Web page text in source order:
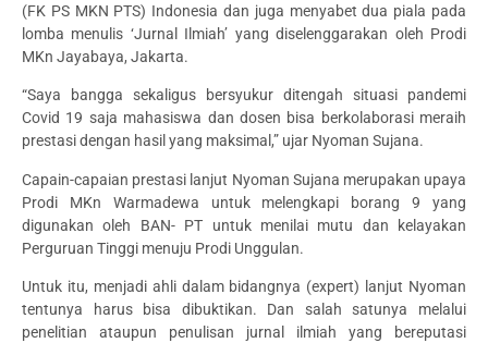
(FK PS MKN PTS) Indonesia dan juga menyabet dua piala pada
lomba menulis ‘Jurnal Ilmiah’ yang diselenggarakan oleh Prodi
MKn Jayabaya, Jakarta.
“Saya bangga sekaligus bersyukur ditengah situasi pandemi
Covid 19 saja mahasiswa dan dosen bisa berkolaborasi meraih
prestasi dengan hasil yang maksimal,” ujar Nyoman Sujana.
Capain-capaian prestasi lanjut Nyoman Sujana merupakan upaya
Prodi MKn Warmadewa untuk melengkapi borang 9 yang
digunakan oleh BAN- PT untuk menilai mutu dan kelayakan
Perguruan Tinggi menuju Prodi Unggulan.
Untuk itu, menjadi ahli dalam bidangnya (expert) lanjut Nyoman
tentunya harus bisa dibuktikan. Dan salah satunya melalui
penelitian ataupun penulisan jurnal ilmiah yang bereputasi